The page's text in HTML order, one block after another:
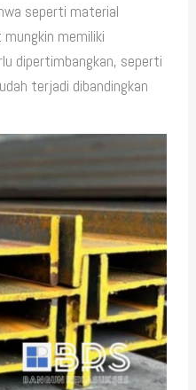
seperti material
memiliki
dipertimbangkan, seperti
terjadi dibandingkan